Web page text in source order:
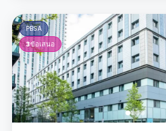
PBSA
3ข้อเสนอ